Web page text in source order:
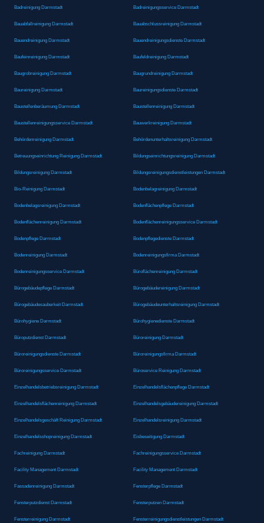
Badreinigung Darmstadt Badreinigungsservice Darmstadt
Bauabfallreinigung Darmstadt Bauabschlussreinigung Darmstadt
Bauendreinigung Darmstadt Bauendreinigungsdienste Darmstadt
Baufeinreinigung Darmstadt Baufeldreinigung Darmstadt
Baugrobreinigung Darmstadt Baugrundreinigung Darmstadt
Baureinigung Darmstadt Baureinigungsdienste Darmstadt
Baustellenberäumung Darmstadt Baustellenreinigung Darmstadt
Baustellenreinigungsservice Darmstadt Bauwerkreinigung Darmstadt
Behördenreinigung Darmstadt Behördenunterhaltsreinigung Darmstadt
Betreuungseinrichtung Reinigung Darmstadt Bildungseinrichtungsreinigung Darmstadt
Bildungsreinigung Darmstadt Bildungsreinigungsdienstleistungen Darmstadt
Bio-Reinigung Darmstadt Bodenbelagreinigung Darmstadt
Bodenbelagsreinigung Darmstadt Bodenflächenpflege Darmstadt
Bodenflächenreinigung Darmstadt Bodenflächenreinigungsservice Darmstadt
Bodenpflege Darmstadt Bodenpflegedienste Darmstadt
Bodenreinigung Darmstadt Bodenreinigungsfirma Darmstadt
Bodenreinigungsservice Darmstadt Büroflächenreinigung Darmstadt
Bürogebäudepflege Darmstadt Bürogebäudereinigung Darmstadt
Bürogebäudesauberkeit Darmstadt Bürogebäudeunterhaltsreinigung Darmstadt
Bürohygiene Darmstadt Bürohygienedienste Darmstadt
Büroputzdienst Darmstadt Büroreinigung Darmstadt
Büroreinigungsdienste Darmstadt Büroreinigungsfirma Darmstadt
Büroreinigungsservice Darmstadt Büroservice Reinigung Darmstadt
Einzelhandelsbetriebsreinigung Darmstadt Einzelhandelsflächenpflege Darmstadt
Einzelhandelsflächenreinigung Darmstadt Einzelhandelsgebäudereinigung Darmstadt
Einzelhandelsgeschäft Reinigung Darmstadt Einzelhandelsreinigung Darmstadt
Einzelhandelsshopreinigung Darmstadt Eisbeseitigung Darmstadt
Fachreinigung Darmstadt Fachreinigungsservice Darmstadt
Facility Management Darmstadt Facility Management Darmstadt
Fassadenreinigung Darmstadt Fensterpflege Darmstadt
Fensterputzdienst Darmstadt Fensterputzen Darmstadt
Fensterreinigung Darmstadt Fensterreinigungsdienstleistungen Darmstadt